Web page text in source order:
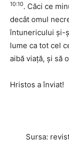
10:10. Căci ce
decât omul
întunericului şi-
lume ca tot cel
aibă viaţă, şi să
Hristos a înviat!
Sursa: